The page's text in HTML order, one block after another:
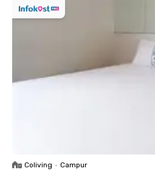
Coliving • Campur